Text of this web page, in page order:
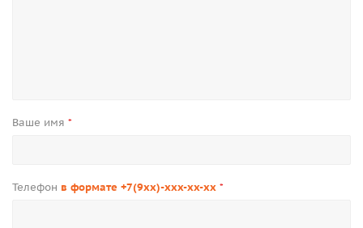
Ваше имя *
Телефон в формате +7(9xx)-xxx-xx-xx *